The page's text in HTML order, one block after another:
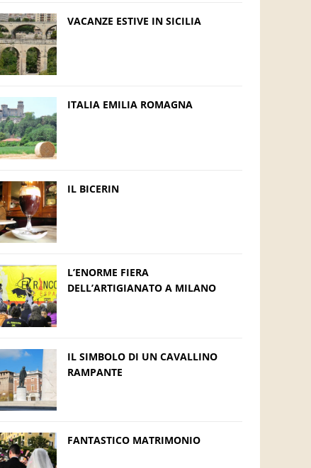
VACANZE ESTIVE IN SICILIA
ITALIA EMILIA ROMAGNA
IL BICERIN
L’ENORME FIERA
DELL’ARTIGIANATO A MILANO
IL SIMBOLO DI UN CAVALLINO
RAMPANTE
FANTASTICO MATRIMONIO